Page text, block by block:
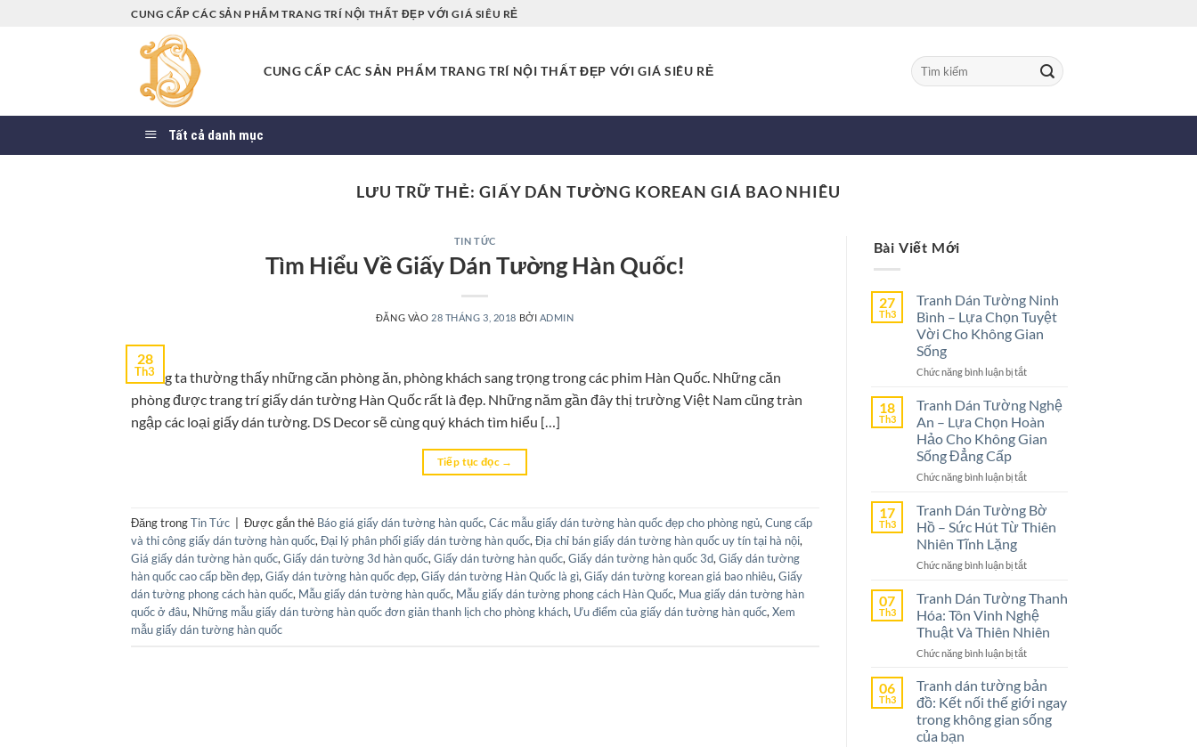
CUNG CẤP CÁC SẢN PHẨM TRANG TRÍ NỘI THẤT ĐẸP VỚI GIÁ SIÊU RẺ
CUNG CẤP CÁC SẢN PHẨM TRANG TRÍ NỘI THẤT ĐẸP VỚI GIÁ SIÊU RẺ
Tìm
kiếm:
Tất cả danh mục
LƯU TRỮ THẺ: GIẤY DÁN TƯỜNG KOREAN GIÁ BAO NHIÊU
TIN TỨC
Tìm Hiểu Về Giấy Dán Tường Hàn Quốc!
ĐĂNG VÀO 28 THÁNG 3, 2018 BỞI ADMIN
28
Th3
Chúng ta thường thấy những căn phòng ăn, phòng khách sang trọng trong các phim Hàn Quốc. Những căn
phòng được trang trí giấy dán tường Hàn Quốc rất là đẹp. Những năm gần đây thị trường Việt Nam cũng tràn
ngập các loại giấy dán tường. DS Decor sẽ cùng quý khách tìm hiểu […]
Tiếp tục đọc →
Đăng trongTin Tức Được gắn thẻ Báo giá giấy dán tường hàn quốc, Các mẫu giấy dán tường hàn quốc đẹp cho phòng ngủ, Cung cấp
và thi công giấy dán tường hàn quốc, Đại lý phân phối giấy dán tường hàn quốc, Địa chỉ bán giấy dán tường hàn quốc uy tín tại hà nội,
Giá giấy dán tường hàn quốc, Giấy dán tường 3d hàn quốc, Giấy dán tường hàn quốc, Giấy dán tường hàn quốc 3d, Giấy dán tường
hàn quốc cao cấp bền đẹp, Giấy dán tường hàn quốc đẹp, Giấy dán tường Hàn Quốc là gì, Giấy dán tường korean giá bao nhiêu, Giấy
dán tường phong cách hàn quốc, Mẫu giấy dán tường hàn quốc, Mẫu giấy dán tường phong cách Hàn Quốc, Mua giấy dán tường hàn
quốc ở đâu, Những mẫu giấy dán tường hàn quốc đơn giản thanh lịch cho phòng khách, Ưu điểm của giấy dán tường hàn quốc, Xem
mẫu giấy dán tường hàn quốc
Bài Viết Mới
27
Th3
Tranh Dán Tường Ninh
Bình – Lựa Chọn Tuyệt
Vời Cho Không Gian
Sống
Chức năng bình luận bị tắtở
Dán
Tường
Bình
Lựa
Tuyệt
Vời
Gian
18
Th3
Tranh Dán Tường Nghệ
An – Lựa Chọn Hoàn
Hảo Cho Không Gian
Sống Đẳng Cấp
Chức năng bình luận bị tắtở
Dán
Tường
–
Chọn
Hoàn
Hảo
Không
Sống
Đẳng
Cấp
17
Th3
Tranh Dán Tường Bờ
Hồ – Sức Hút Từ Thiên
Nhiên Tĩnh Lặng
Chức năng bình luận bị tắtở
Dán
Tường
Bờ
Hồ
–
Hút
Từ
Thiên
Nhiên
07
Th3
Tranh Dán Tường Thanh
Hóa: Tôn Vinh Nghệ
Thuật Và Thiên Nhiên
Chức năng bình luận bị tắtở
Dán
Tường
Thanh
Hóa:
06
Th3
Tranh dán tường bản
đồ: Kết nối thế giới ngay
trong không gian sống
của bạn